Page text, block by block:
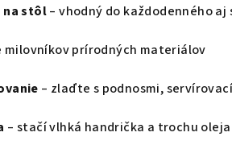
na stôl– vhodný do každodenného
milovníkov prírodných materiálov
– zlaďte s podnosmi,
– stačí vlhká handrička a trochu